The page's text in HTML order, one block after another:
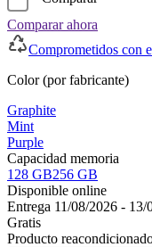
Comparar ahora
Comprometidos con
Color (por fabricante)
Graphite
Mint
Purple
Capacidad memoria
128 GB256 GB
Disponible online
Entrega 11/08/2026 - 13/
Gratis
Producto